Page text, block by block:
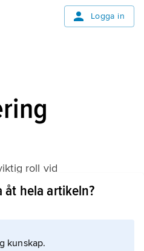
Logga in
roll vid
autentisering är att
åt hela artikeln?
kunskap.